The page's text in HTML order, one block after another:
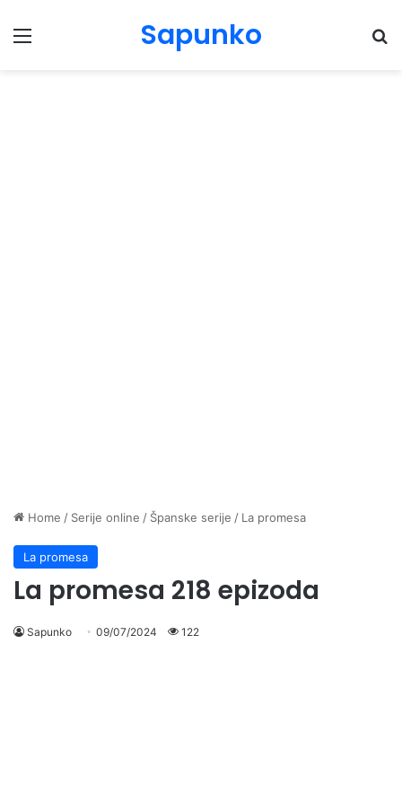
Menu Sapunko
Home / Serije online / Španske serije / La promesa
La promesa
La promesa 218 epizoda
Sapunko 09/07/2024 122